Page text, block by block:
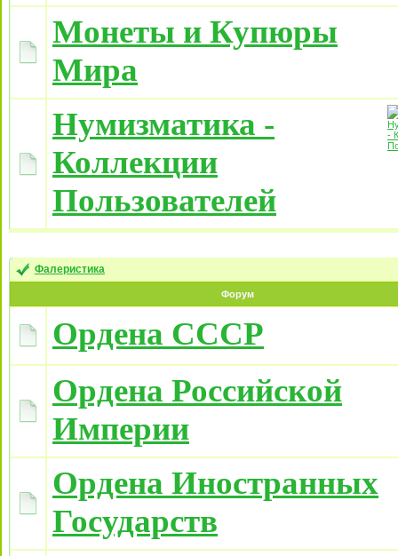
Монеты и Купюры
Мира
Нумизматика -
Коллекции
Пользователей
Фалеристика
Форум
Ордена СССР
Ордена Российской
Империи
Ордена Иностранных
Государств